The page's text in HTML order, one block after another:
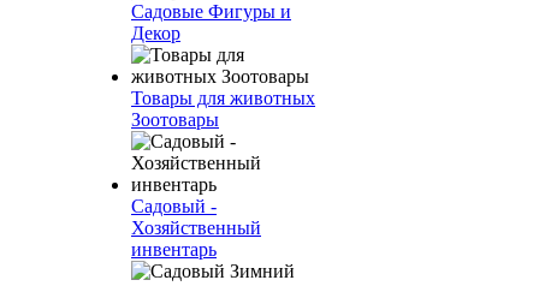
Садовые Фигуры и
Декор
Товары для животных
Зоотовары
Садовый -
Хозяйственный
инвентарь